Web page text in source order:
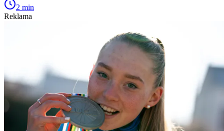
2 min
Reklama